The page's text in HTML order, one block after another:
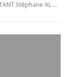
Stéphane AL …